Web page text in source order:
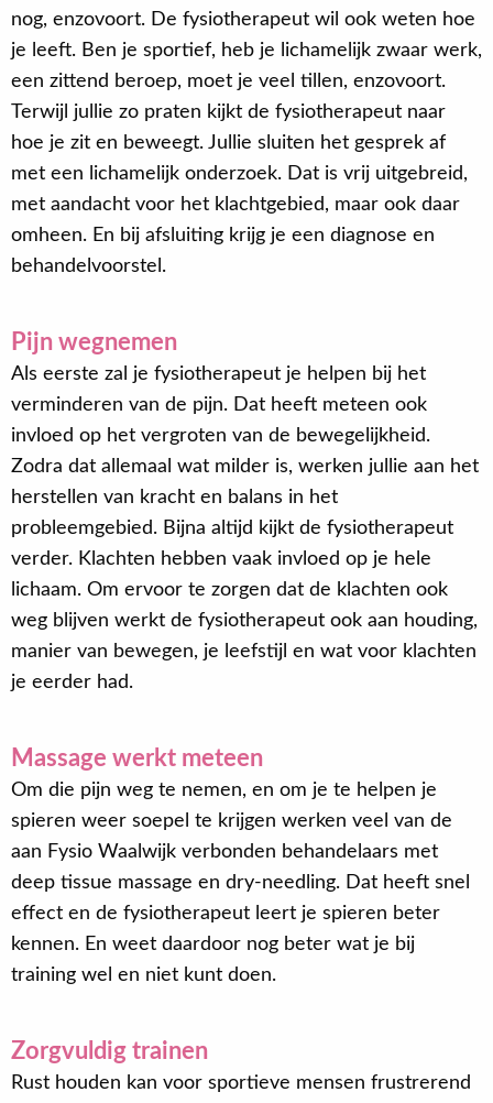
nog, enzovoort. De fysiotherapeut wil ook weten hoe
je leeft. Ben je sportief, heb je lichamelijk zwaar werk,
een zittend beroep, moet je veel tillen, enzovoort.
Terwijl jullie zo praten kijkt de fysiotherapeut naar
hoe je zit en beweegt. Jullie sluiten het gesprek af
met een lichamelijk onderzoek. Dat is vrij uitgebreid,
met aandacht voor het klachtgebied, maar ook daar
omheen. En bij afsluiting krijg je een diagnose en
behandelvoorstel.
Pijn wegnemen
Als eerste zal je fysiotherapeut je helpen bij het
verminderen van de pijn. Dat heeft meteen ook
invloed op het vergroten van de bewegelijkheid.
Zodra dat allemaal wat milder is, werken jullie aan het
herstellen van kracht en balans in het
probleemgebied. Bijna altijd kijkt de fysiotherapeut
verder. Klachten hebben vaak invloed op je hele
lichaam. Om ervoor te zorgen dat de klachten ook
weg blijven werkt de fysiotherapeut ook aan houding,
manier van bewegen, je leefstijl en wat voor klachten
je eerder had.
Massage werkt meteen
Om die pijn weg te nemen, en om je te helpen je
spieren weer soepel te krijgen werken veel van de
aan Fysio Waalwijk verbonden behandelaars met
deep tissue massage en dry-needling. Dat heeft snel
effect en de fysiotherapeut leert je spieren beter
kennen. En weet daardoor nog beter wat je bij
training wel en niet kunt doen.
Zorgvuldig trainen
Rust houden kan voor sportieve mensen frustrerend